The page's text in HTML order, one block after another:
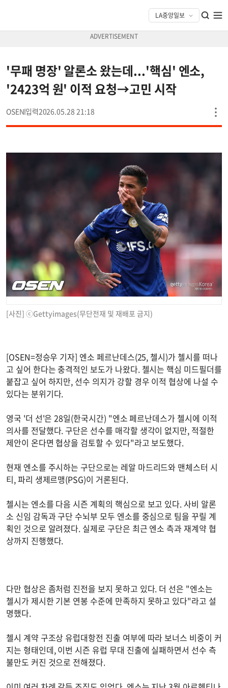
'무패 명장' 알론소 왔는데...'핵심' 엔소,
'2423억 원' 이적 요청→고민 시작
OSEN 2026.05.28 21:18
[사진] ⓒGettyimages(무단전재 및 재배포 금지)
[OSEN=정승우 기자] 엔소 페르난데스(25, 첼시)가 첼시를 떠나
고 싶어 한다는 충격적인 보도가 나왔다. 첼시는 핵심 미드필더를
붙잡고 싶어 하지만, 선수 의지가 강할 경우 이적 협상에 나설 수
있다는 분위기다.
영국 '더 선'은 28일(한국시간) "엔소 페르난데스가 첼시에 이적
의사를 전달했다. 구단은 선수를 매각할 생각이 없지만, 적절한
제안이 온다면 협상을 검토할 수 있다"라고 보도했다.
현재 엔소를 주시하는 구단으로는 레알 마드리드와 맨체스터 시
티, 파리 생제르맹(PSG)이 거론된다.
첼시는 엔소를 다음 시즌 계획의 핵심으로 보고 있다. 사비 알론
소 신임 감독과 구단 수뇌부 모두 엔소를 중심으로 팀을 꾸릴 계
획인 것으로 알려졌다. 실제로 구단은 최근 엔소 측과 재계약 협
상까지 진행했다.
다만 협상은 좀처럼 진전을 보지 못하고 있다. 더 선은 "엔소는
첼시가 제시한 기본 연봉 수준에 만족하지 못하고 있다"라고 설
명했다.
첼시 계약 구조상 유럽대항전 진출 여부에 따라 보너스 비중이 커
지는 형태인데, 이번 시즌 유럽 무대 진출에 실패하면서 선수 측
불만도 커진 것으로 전해졌다.